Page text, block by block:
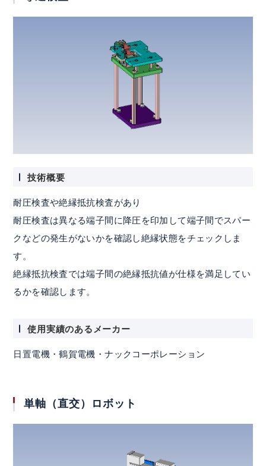
技術概要
耐圧検査や絶縁抵抗検査があり
耐圧検査は異なる端子間に降圧を印加して端子間でスパー
クなどの発生がないかを確認し絶縁状態をチェックしま
す。
絶縁抵抗検査では端子間の絶縁抵抗値が仕様を満足してい
るかを確認します。
使用実績のあるメーカー
日置電機・鶴賀電機・ナックコーポレーション
単軸（直交）ロボット